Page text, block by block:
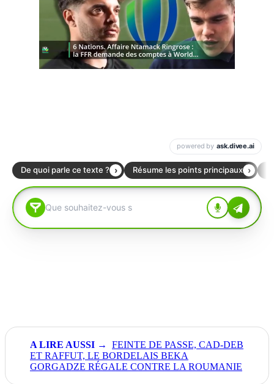
FEINTE DE PASSE, CAD-DEB
ET RAFFUT, LE BORDELAIS BEKA
GORGADZE RÉGALE CONTRE LA ROUMANIE